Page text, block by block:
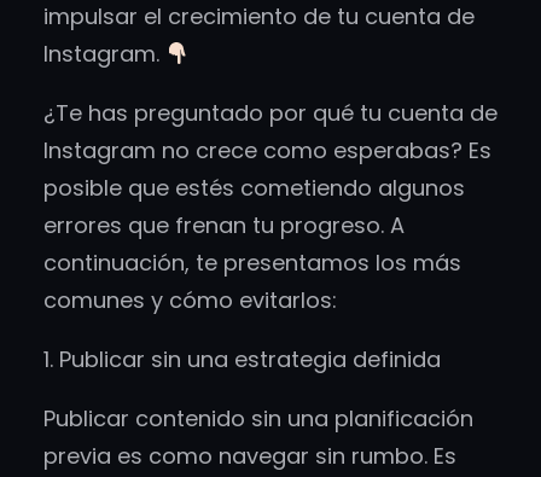
impulsar el crecimiento de tu cuenta de
Instagram.
¿Te has preguntado por qué tu cuenta de
Instagram no crece como esperabas? Es
posible que estés cometiendo algunos
errores que frenan tu progreso. A
continuación, te presentamos los más
comunes y cómo evitarlos:
1. Publicar sin una estrategia definida
Publicar contenido sin una planificación
previa es como navegar sin rumbo. Es